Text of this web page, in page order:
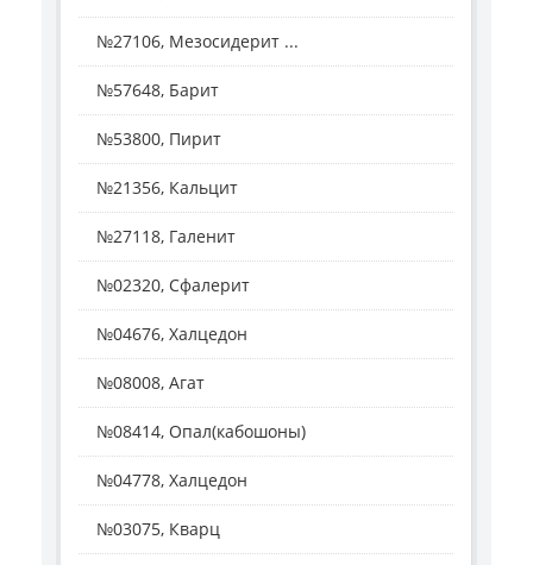
№27106, Мезосидерит ...
№57648, Барит
№53800, Пирит
№21356, Кальцит
№27118, Галенит
№02320, Сфалерит
№04676, Халцедон
№08008, Агат
№08414, Опал(кабошоны)
№04778, Халцедон
№03075, Кварц